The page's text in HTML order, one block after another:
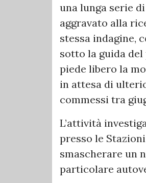
una lunga serie
aggravato alla
stessa indagine,
sotto la guida
piede libero la
in attesa di
commessi tra
L’attività
presso le
smascherare un
particolare